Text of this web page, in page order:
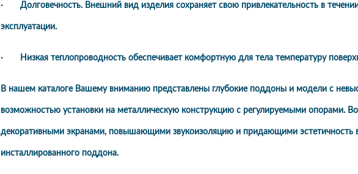
· Долговечность. Внешний вид изделия сохраняет свою привлекательность в
эксплуатации.
· Низкая теплопроводность обеспечивает комфортную для тела температуру
В нашем каталоге Вашему вниманию представлены глубокие поддоны и модели с
возможностью установки на металлическую конструкцию с регулируемыми опорами.
декоративными экранами, повышающими звукоизоляцию и придающими эстетичность
инсталлированного поддона.